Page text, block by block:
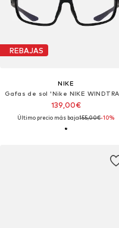
REBAJAS
NIKE
139,00€
Último precio más bajo:155,00€-10%